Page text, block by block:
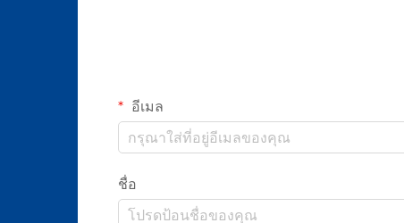
อีเมล
ชื่อ